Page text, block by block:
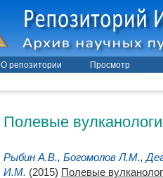
О репозитории Просмотр
Полевые
Рыбин А.В., Богомолов Л.М.,
И.М. (2015) Полевые